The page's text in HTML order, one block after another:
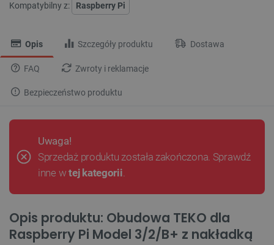
Kompatybilny z: Raspberry Pi
Opis Szczegóły produktu Dostawa
FAQ Zwroty i reklamacje
Bezpieczeństwo produktu
Uwaga!
Sprzedaż produktu została zakończona. Sprawdź
inne wtej kategorii.
Opis produktu: Obudowa TEKO dla
Raspberry Pi Model 3/2/B+ z nakładką